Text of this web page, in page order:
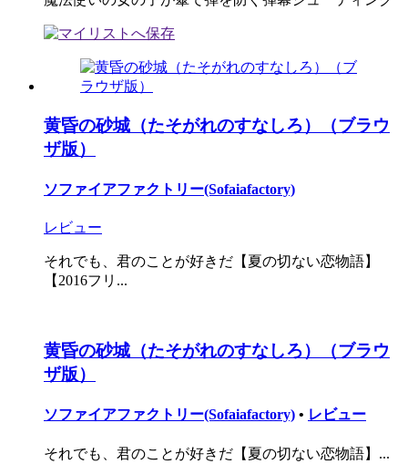
黄昏の砂城（たそがれのすなしろ）（ブラウ
ザ版）
ソファイアファクトリー(Sofaiafactory)
レビュー
それでも、君のことが好きだ【夏の切ない恋物語】
【2016フリ...
黄昏の砂城（たそがれのすなしろ）（ブラウ
ザ版）
ソファイアファクトリー(Sofaiafactory) • レビュー
それでも、君のことが好きだ【夏の切ない恋物語】...